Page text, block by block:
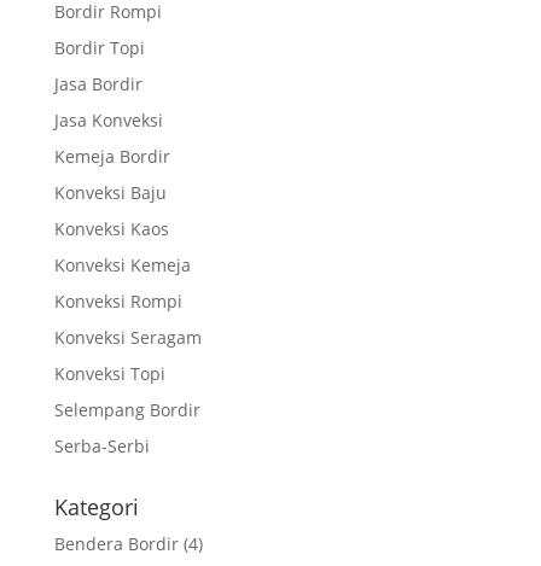
Bordir Rompi
Bordir Topi
Jasa Bordir
Jasa Konveksi
Kemeja Bordir
Konveksi Baju
Konveksi Kaos
Konveksi Kemeja
Konveksi Rompi
Konveksi Seragam
Konveksi Topi
Selempang Bordir
Serba-Serbi
Kategori
Bendera Bordir(4)